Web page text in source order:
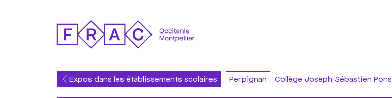
Expos dans les établissements scolaires Perpignan Collège Joseph Sébastien Pons